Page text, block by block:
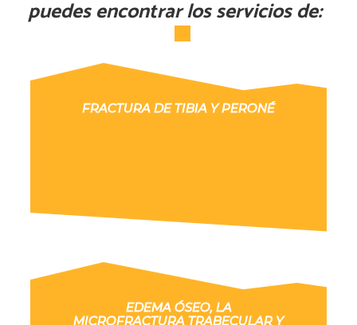
puedes encontrar los servicios de:
FRACTURA DE TIBIA Y PERONÉ
EDEMA ÓSEO, LA
MICROFRACTURA TRABECULAR Y